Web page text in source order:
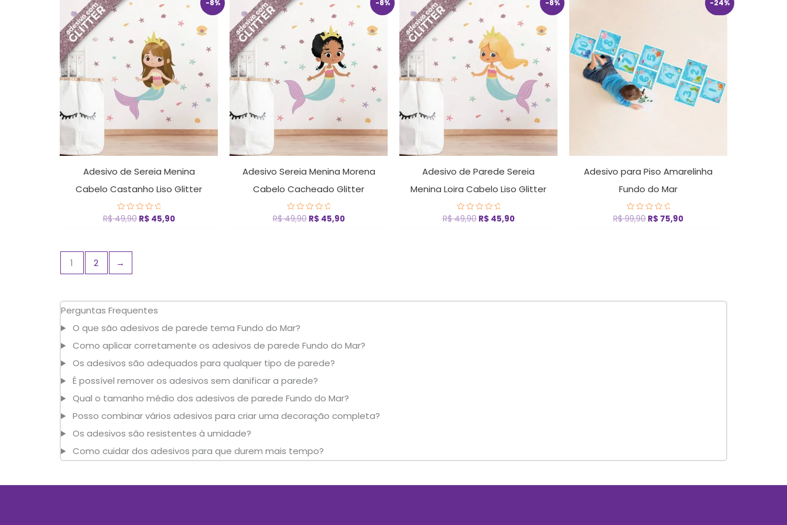
-8%
Adesivo de Sereia Menina
Cabelo Castanho Liso Glitter
Avaliação
0
R$49,90
preço
original
era:
R$ 49,90.
R$45,90
preço
atual
R$ 45,90.
-8%
Adesivo Sereia Menina Morena
Cabelo Cacheado Glitter
Avaliação
0
R$49,90
preço
original
era:
R$ 49,90.
R$45,90
preço
atual
R$ 45,90.
-8%
Adesivo de Parede Sereia
Menina Loira Cabelo Liso Glitter
Avaliação
0
R$49,90
preço
original
era:
R$ 49,90.
R$45,90
preço
atual
R$ 45,90.
-24%
Adesivo para Piso Amarelinha
Fundo do Mar
Avaliação
0
R$99,90
R$ 99,90.
R$ 75,90
preço
1 2 →
Perguntas Frequentes
O que são adesivos de parede tema Fundo do Mar?
Como aplicar corretamente os adesivos de parede Fundo do Mar?
Os adesivos são adequados para qualquer tipo de parede?
É possível remover os adesivos sem danificar a parede?
Qual o tamanho médio dos adesivos de parede Fundo do Mar?
Posso combinar vários adesivos para criar uma decoração completa?
Os adesivos são resistentes à umidade?
Como cuidar dos adesivos para que durem mais tempo?